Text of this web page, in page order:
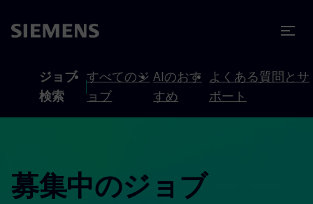
ジョブ
検索
すべてのジ
ョブ
AIのおす
すめ
よくある質問とサ
ポート
募集中のジョブ